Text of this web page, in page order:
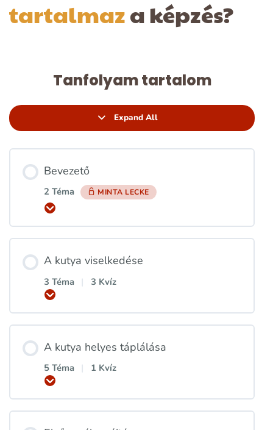
tartalmaza képzés?
Tanfolyam tartalom
Expand All
Bevezető
2 Téma MINTA LECKE
A kutya viselkedése
3 Téma | 3 Kvíz
A kutya helyes táplálása
5 Téma | 1 Kvíz